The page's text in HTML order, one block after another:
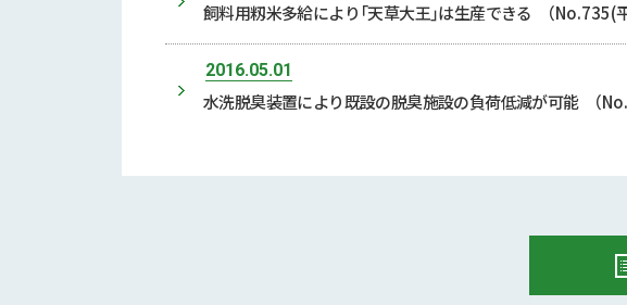
飼料用籾米多給により「天草大王」は生産できる （No.735(
2016.05.01
水洗脱臭装置により既設の脱臭施設の負荷低減が可能 （